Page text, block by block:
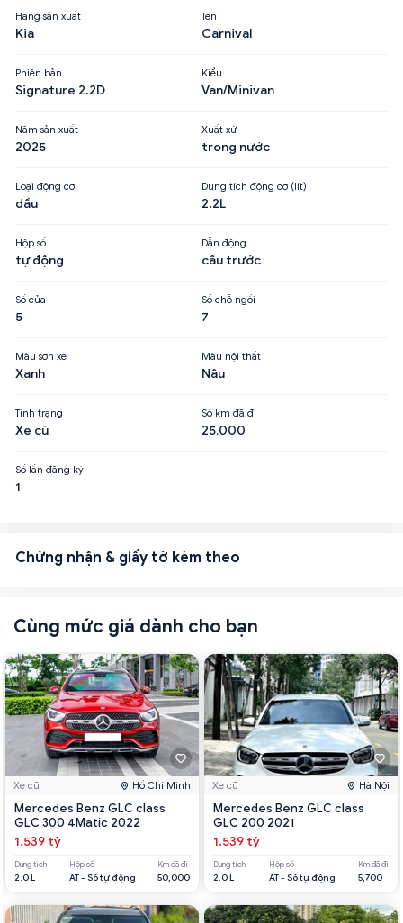
Hãng sản xuất
Kia
Tên
Carnival
Phiên bản
Signature 2.2D
Kiểu
Van/Minivan
Năm sản xuất
2025
Xuất xứ
trong nước
Loại động cơ
dầu
Dung tích động cơ (lít)
2.2L
Hộp số
tự động
Dẫn động
cầu trước
Số cửa
5
Số chỗ ngồi
7
Màu sơn xe
Xanh
Màu nội thất
Nâu
Tình trạng
Xe cũ
Số km đã đi
25,000
Số lần đăng ký
1
Chứng nhận & giấy tờ kèm theo
Cùng mức giá dành cho bạn
Xe cũ Hồ Chí Minh
Mercedes Benz GLC class
GLC 300 4Matic 2022
1.539 tỷ
Dung tích
2.0 L
Hộp số
AT - Số tự động
Km đã đi
50,000
Xe cũ Hà Nội
Mercedes Benz GLC class
GLC 200 2021
1.539 tỷ
Dung tích
2.0 L
Hộp số
AT - Số tự động
Km đã đi
5,700